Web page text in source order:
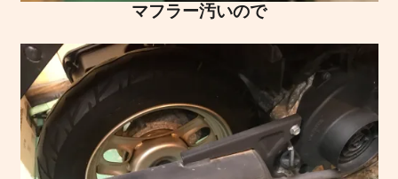
マフラー汚いので